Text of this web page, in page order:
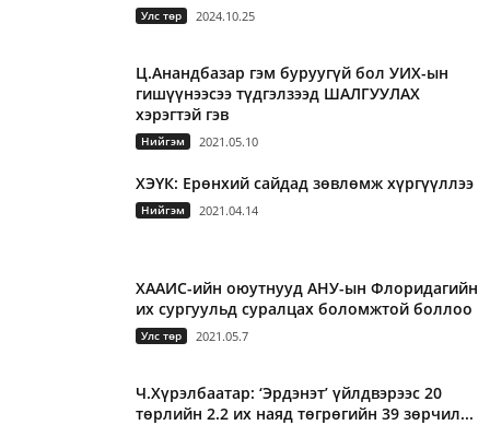
Улс төр 2024.10.25
Ц.Анандбазар гэм буруугүй бол УИХ-ын
гишүүнээсээ түдгэлзээд ШАЛГУУЛАХ
хэрэгтэй гэв
Нийгэм 2021.05.10
ХЭҮК: Ерөнхий сайдад зөвлөмж хүргүүллээ
Нийгэм 2021.04.14
ХААИС-ийн оюутнууд АНУ-ын Флоридагийн
их сургуульд суралцах боломжтой боллоо
Улс төр 2021.05.7
Ч.Хүрэлбаатар: ‘Эрдэнэт’ үйлдвэрээс 20
төрлийн 2.2 их наяд төгрөгийн 39 зөрчил...